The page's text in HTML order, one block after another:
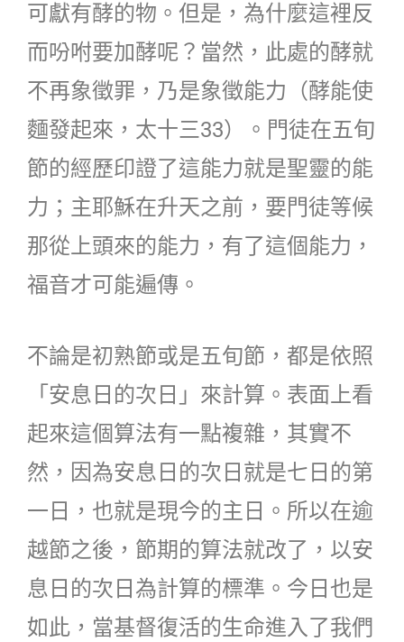
可獻有酵的物。但是，為什麼這裡反
而吩咐要加酵呢？當然，此處的酵就
不再象徵罪，乃是象徵能力（酵能使
麵發起來，太十三33）。門徒在五旬
節的經歷印證了這能力就是聖靈的能
力；主耶穌在升天之前，要門徒等候
那從上頭來的能力，有了這個能力，
福音才可能遍傳。
不論是初熟節或是五旬節，都是依照
「安息日的次日」來計算。表面上看
起來這個算法有一點複雜，其實不
然，因為安息日的次日就是七日的第
一日，也就是現今的主日。所以在逾
越節之後，節期的算法就改了，以安
息日的次日為計算的標準。今日也是
如此，當基督復活的生命進入了我們